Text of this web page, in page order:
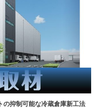
の抑制可能な冷蔵倉庫新工法